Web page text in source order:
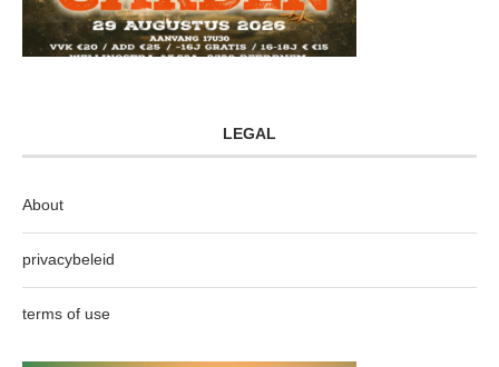
LEGAL
About
privacybeleid
terms of use